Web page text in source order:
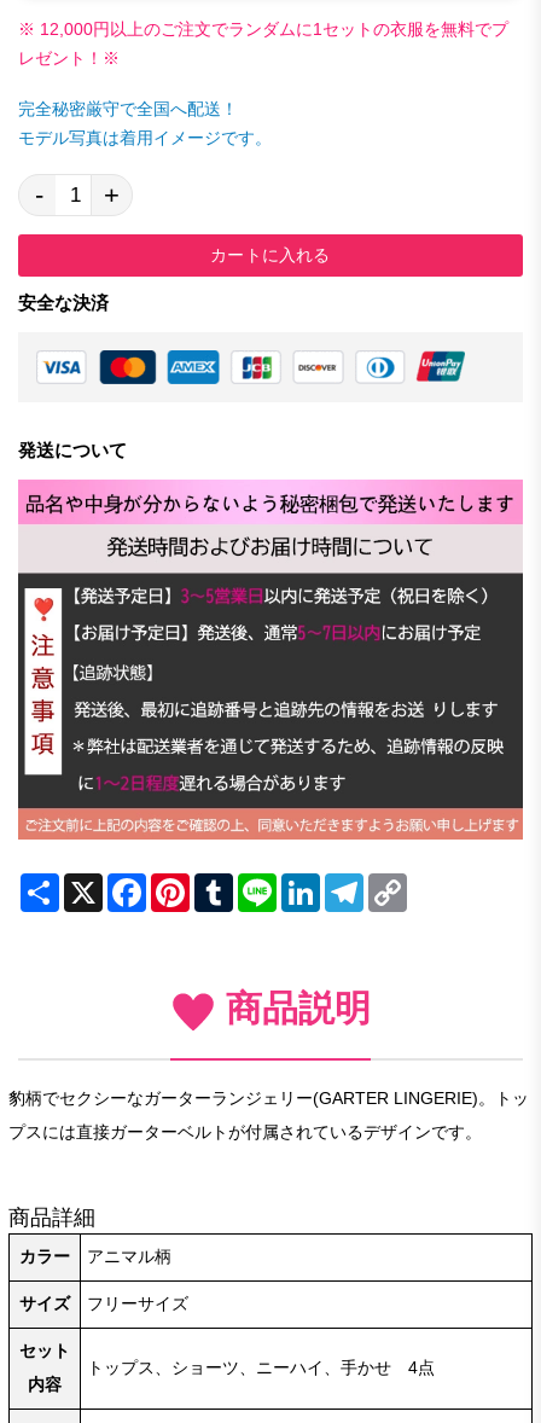
※ 12,000円以上のご注文でランダムに1セットの衣服を無料でプ
レゼント！※
完全秘密厳守で全国へ配送！
モデル写真は着用イメージです。
- +
カートに入れる
安全な決済
発送について
Share X FacebookPinterestTumblrLine LinkedInTelegram
商品説明
豹柄でセクシーなガーターランジェリー(GARTER LINGERIE)。トッ
プスには直接ガーターベルトが付属されているデザインです。
商品詳細
カラー アニマル柄
サイズ フリーサイズ
セット
内容
トップス、ショーツ、ニーハイ、手かせ 4点